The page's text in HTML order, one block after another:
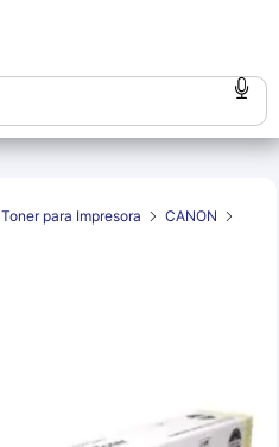
Toner para Impresora
CANON